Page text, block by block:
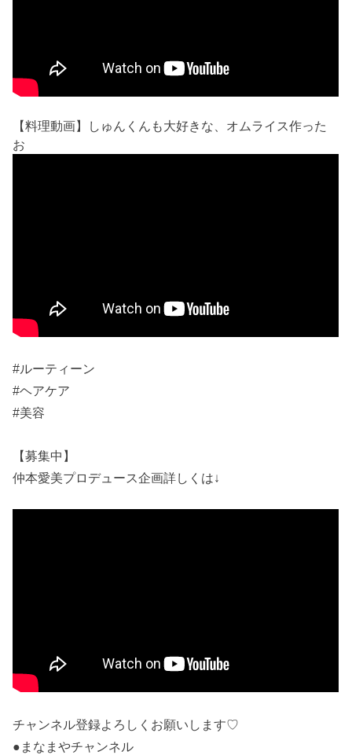
【料理動画】しゅんくんも大好きな、オムライス作った
お
#ルーティーン
#ヘアケア
#美容
【募集中】
仲本愛美プロデュース企画詳しくは↓
チャンネル登録よろしくお願いします♡
●まなまやチャンネル